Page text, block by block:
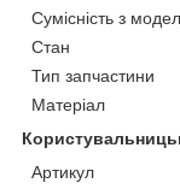
Сумісність з
Стан
Тип запчастини
Матеріал
Артикул